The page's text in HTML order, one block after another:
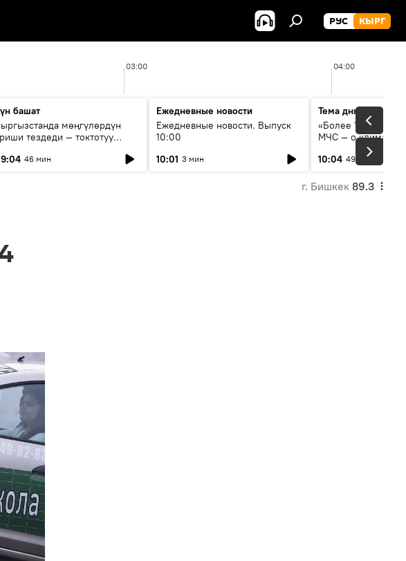
РУС КЫРГ
03:00 04:00
башат
мөңгүлөрдүн
тездеди — токтотуу
46 мин
Ежедневные новости
Ежедневные новости. Выпуск
10:00
10:01 3 мин
Тема дня
«Более 1200 сёл в
МЧС — о климате,
системе
населения
10:04 49 мин
г. Бишкек 89.3